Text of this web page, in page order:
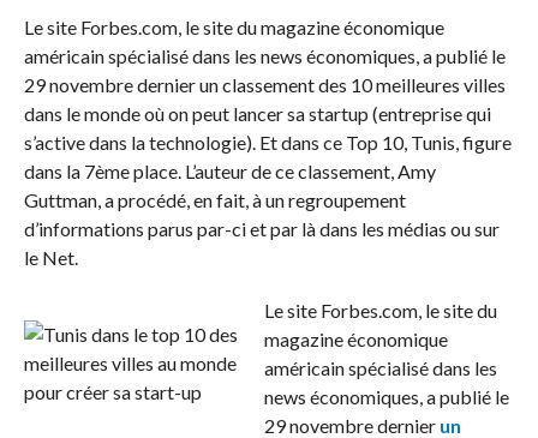
Le site Forbes.com, le site du magazine économique
américain spécialisé dans les news économiques, a publié le
29 novembre dernier un classement des 10 meilleures villes
dans le monde où on peut lancer sa startup (entreprise qui
s’active dans la technologie). Et dans ce Top 10, Tunis, figure
dans la 7ème place. L’auteur de ce classement, Amy
Guttman, a procédé, en fait, à un regroupement
d’informations parus par-ci et par là dans les médias ou sur
le Net.
Le site Forbes.com, le site du
magazine économique
américain spécialisé dans les
news économiques, a publié le
29 novembre dernier un